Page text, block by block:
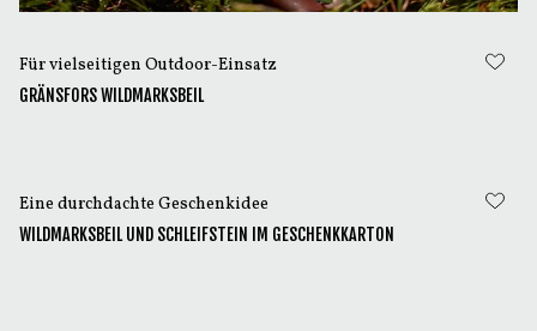
Für vielseitigen Outdoor-Einsatz
GRÄNSFORS WILDMARKSBEIL
Eine durchdachte Geschenkidee
WILDMARKSBEIL UND SCHLEIFSTEIN IM GESCHENKKARTON